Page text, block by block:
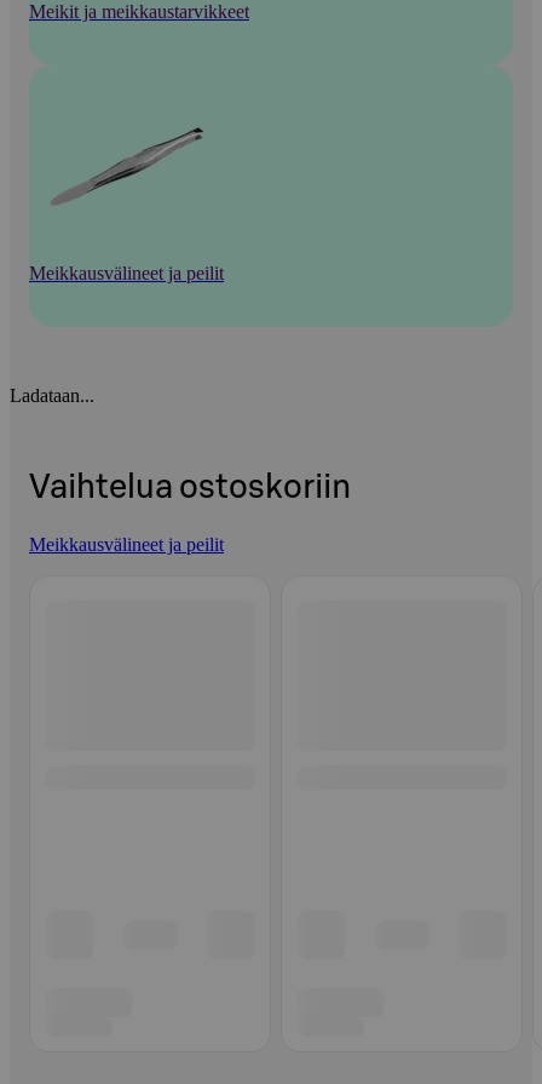
Meikit ja meikkaustarvikkeet
Meikkausvälineet ja peilit
Ladataan...
Vaihtelua ostoskoriin
Meikkausvälineet ja peilit